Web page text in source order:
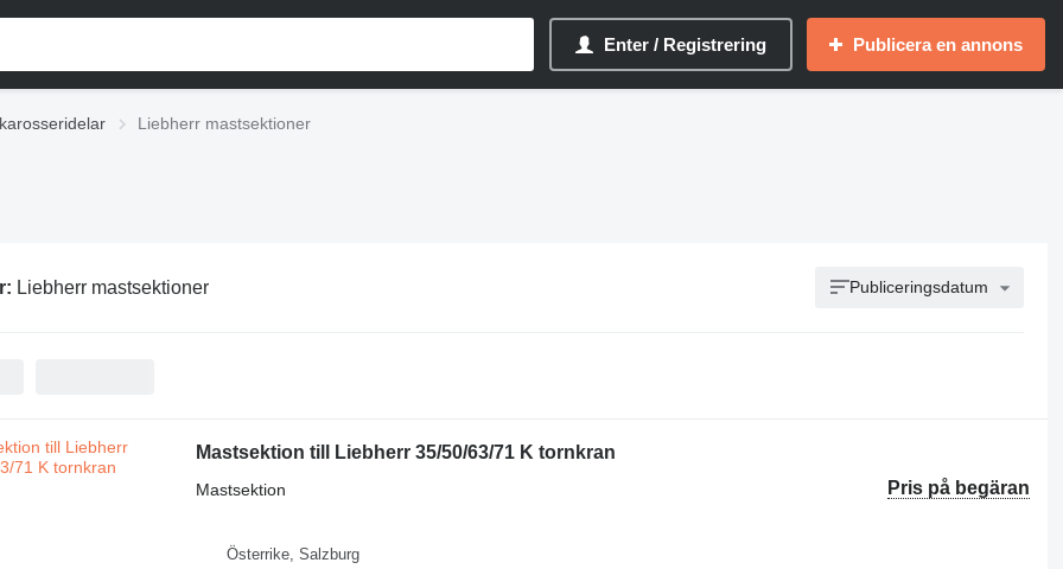
Enter / Registrering Publicera en annons
Liebherr mastsektioner
Liebherr mastsektioner Publiceringsdatum
Mastsektion till Liebherr 35/50/63/71 K tornkran
Pris på begäran
Mastsektion
Österrike, Salzburg